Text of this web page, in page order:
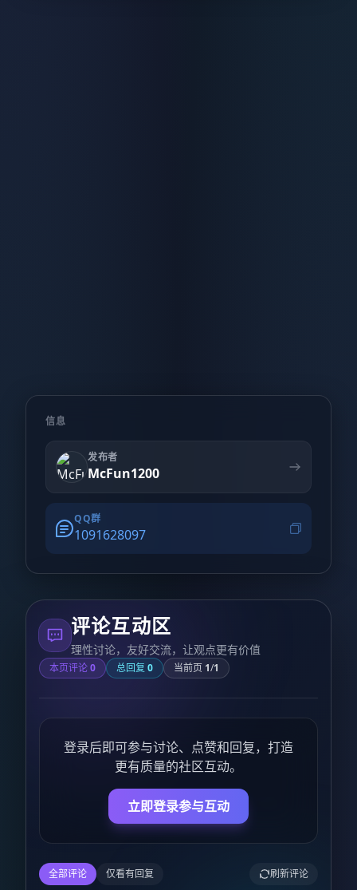
信息
发布者
McFun1200
QQ群
1091628097
评论互动区
理性讨论，友好交流，让观点更有价值
本页评论0 总回复 0 当前页 1/1
登录后即可参与讨论、点赞和回复，打造
更有质量的社区互动。
立即登录参与互动
全部评论 仅看有回复 刷新评论